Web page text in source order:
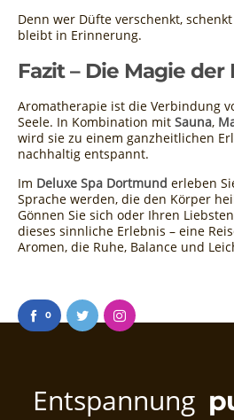
Denn wer Düfte verschenkt,
bleibt in Erinnerung.
Fazit – Die Magie
Aromatherapie ist die Verbindung
Seele. In Kombination mit Sauna,
wird sie zu einem ganzheitlichen
nachhaltig entspannt.
Im Deluxe Spa Dortmund erleben
Sprache werden, die den Körper
Gönnen Sie sich oder Ihren
dieses sinnliche Erlebnis – eine
Aromen, die Ruhe, Balance und
0
Entspannung